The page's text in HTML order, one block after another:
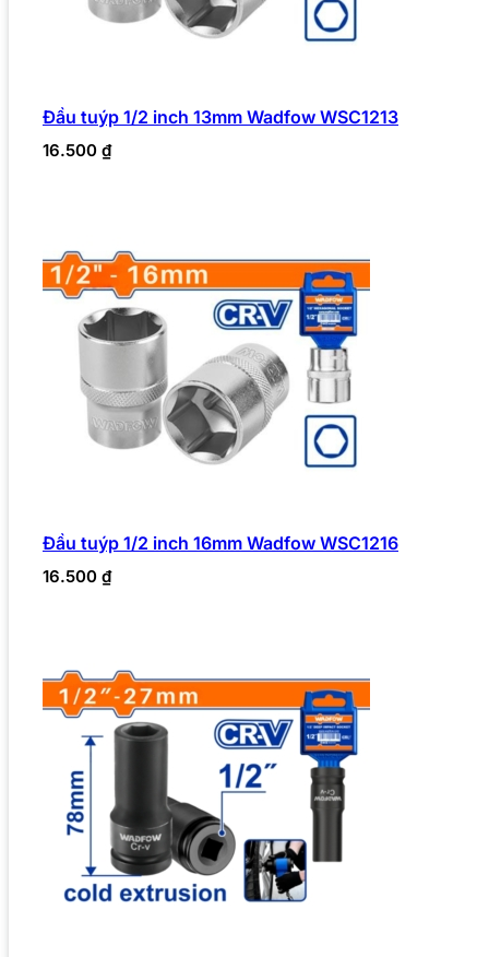
Đầu tuýp 1/2 inch 13mm Wadfow WSC1213
16.500 ₫
Đầu tuýp 1/2 inch 16mm Wadfow WSC1216
16.500 ₫